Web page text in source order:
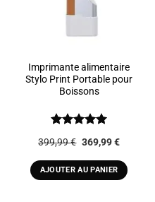
Imprimante alimentaire
Stylo Print Portable pour
Boissons
5
399,99€ Le
initial
était :
399,99 €.
369,99€Le
actuel
est :
369,99 €.
AJOUTER AU PANIER